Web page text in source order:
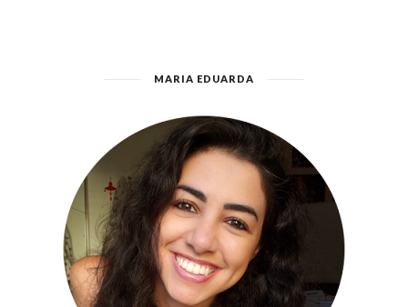
MARIA EDUARDA